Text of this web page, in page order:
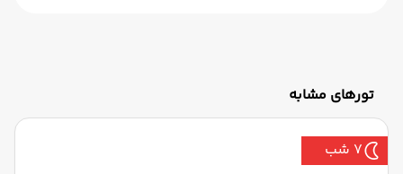
تورهای مشابه
7 شب